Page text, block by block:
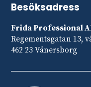
Besöksadress
Frida Professional
Regementsgatan 13,
462 23 Vänersborg